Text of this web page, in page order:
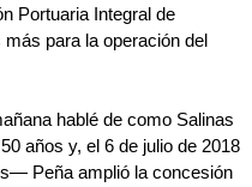
Portuaria Integral de
para la operación del
hablé de como Salinas
años y, el 6 de julio de 2018
Peña amplió la concesión